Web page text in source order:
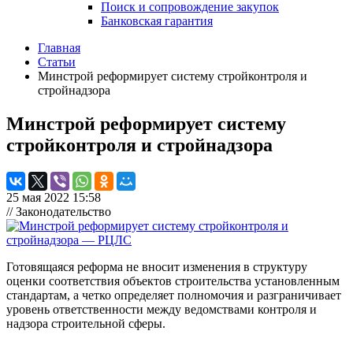
Поиск и сопровождение закупок
Банковская гарантия
Главная
Статьи
Минстрой реформирует систему стройконтроля и
стройнадзора
Минстрой реформирует систему
стройконтроля и стройнадзора
25 мая 2022 15:58
// Законодательство
Готовящаяся реформа не вносит изменения в структуру
оценки соответствия объектов строительства установленным
стандартам, а четко определяет полномочия и разграничивает
уровень ответственности между ведомствами контроля и
надзора строительной сферы.